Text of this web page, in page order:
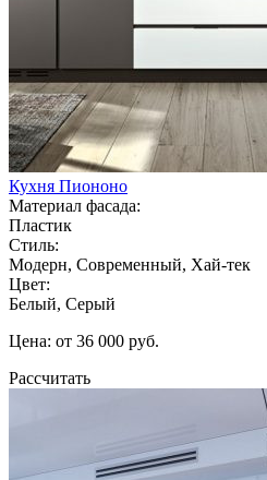
Кухня Пиононо
Материал фасада:
Пластик
Стиль:
Модерн, Современный, Хай-тек
Цвет:
Белый, Серый
Цена: от 36 000 руб.
Рассчитать